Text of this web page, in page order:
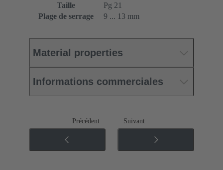
Taille
Pg 21
Plage de serrage
9 ... 13 mm
Material properties
Informations commerciales
Précédent Suivant